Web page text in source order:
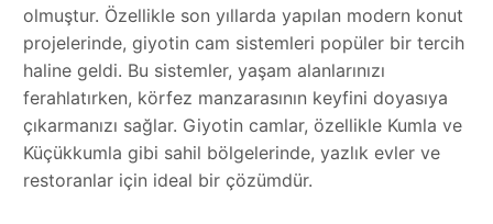
olmuştur. Özellikle son yıllarda yapılan modern konut
projelerinde, giyotin cam sistemleri popüler bir tercih
haline geldi. Bu sistemler, yaşam alanlarınızı
ferahlatırken, körfez manzarasının keyfini doyasıya
çıkarmanızı sağlar. Giyotin camlar, özellikle Kumla ve
Küçükkumla gibi sahil bölgelerinde, yazlık evler ve
restoranlar için ideal bir çözümdür.